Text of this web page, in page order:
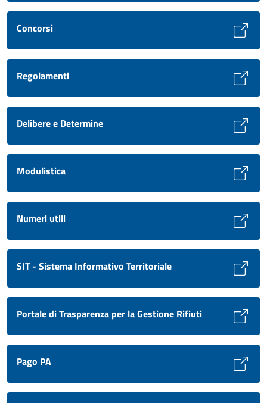
Concorsi
Regolamenti
Delibere e Determine
Modulistica
Numeri utili
SIT - Sistema Informativo Territoriale
Portale di Trasparenza per la Gestione Rifiuti
Pago PA